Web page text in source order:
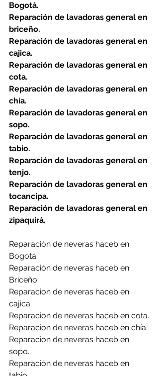
Bogotá.
Reparación de lavadoras general en
briceño.
Reparación de lavadoras general en
cajica.
Reparación de lavadoras general en
cota.
Reparación de lavadoras general en
chía.
Reparación de lavadoras general en
sopo.
Reparación de lavadoras general en
tabio.
Reparación de lavadoras general en
tenjo.
Reparación de lavadoras general en
tocancipa.
Reparación de lavadoras general en
zipaquirá.
Reparación de neveras haceb en
Bogotá.
Reparación de neveras haceb en
Briceño.
Reparacion de neveras haceb en
cajica.
Reparacion de neveras haceb en cota.
Reparacion de neveras haceb en chía.
Reparacion de neveras haceb en
sopo.
Reparación de neveras haceb en